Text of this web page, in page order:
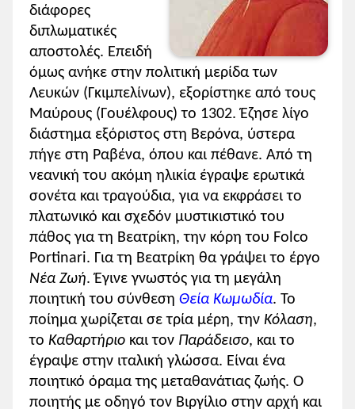
διάφορες
διπλωματικές
αποστολές. Επειδή
όμως ανήκε στην πολιτική μερίδα των
Λευκών (Γκιμπελίνων), εξορίστηκε από τους
Μαύρους (Γουέλφους) το 1302. Έζησε λίγο
διάστημα εξόριστος στη Βερόνα, ύστερα
πήγε στη Ραβένα, όπου και πέθανε. Από τη
νεανική του ακόμη ηλικία έγραψε ερωτικά
σονέτα και τραγούδια, για να εκφράσει το
πλατωνικό και σχεδόν μυστικιστικό του
πάθος για τη Βεατρίκη, την κόρη του Folco
Portinari. Για τη Βεατρίκη θα γράψει το έργο
Νέα Ζωή. Έγινε γνωστός για τη μεγάλη
ποιητική του σύνθεση Θεία Κωμωδία. Το
ποίημα χωρίζεται σε τρία μέρη, την Κόλαση,
το Καθαρτήριο και τον Παράδεισο, και το
έγραψε στην ιταλική γλώσσα. Είναι ένα
ποιητικό όραμα της μεταθανάτιας ζωής. Ο
ποιητής με οδηγό τον Βιργίλιο στην αρχή και